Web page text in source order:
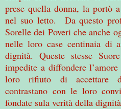
prese quella donna, la portò
nel suo letto. Da questo
Sorelle dei Poveri che anche
nelle loro case centinaia di
dignità. Queste stesse
impedite a diffondere
loro rifiuto di accettare
contrastano con le loro
fondate sula verità della